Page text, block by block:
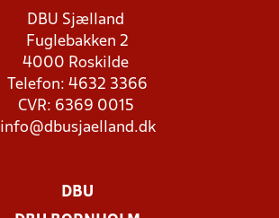
DBU Sjælland
Fuglebakken 2
4000 Roskilde
Telefon: 4632 3366
CVR: 6369 0015
info@dbusjaelland.dk
DBU